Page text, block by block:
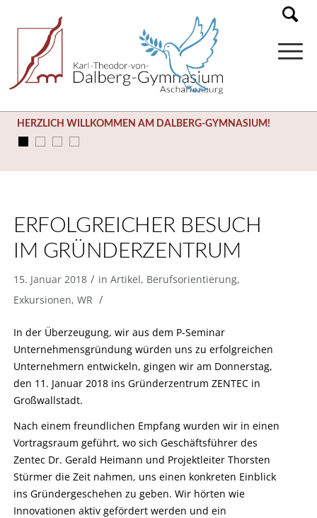
HERZLICH WILLKOMMEN AM DALBERG-GYMNASIUM!
ERFOLGREICHER BESUCH
IM GRÜNDERZENTRUM
15. Januar 2018 / in Artikel, Berufsorientierung,
Exkursionen, WR /
In der Überzeugung, wir aus dem P-Seminar
Unternehmensgründung würden uns zu erfolgreichen
Unternehmern entwickeln, gingen wir am Donnerstag,
den 11. Januar 2018 ins Gründerzentrum ZENTEC in
Großwallstadt.
Nach einem freundlichen Empfang wurden wir in einen
Vortragsraum geführt, wo sich Geschäftsführer des
Zentec Dr. Gerald Heimann und Projektleiter Thorsten
Stürmer die Zeit nahmen, uns einen konkreten Einblick
ins Gründergeschehen zu geben. Wir hörten wie
Innovationen aktiv gefördert werden und ein